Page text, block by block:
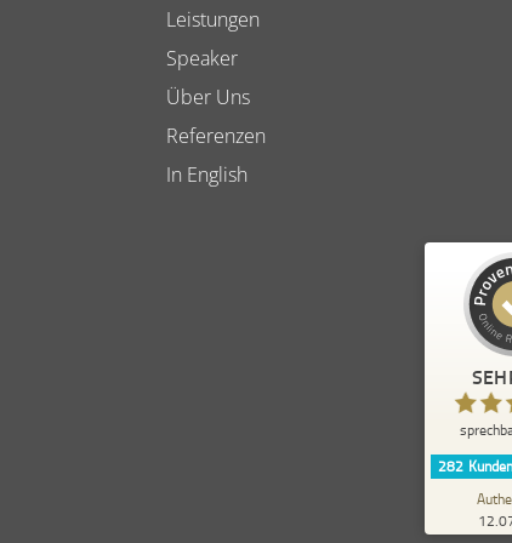
Leistungen
Speaker
Über Uns
Referenzen
In English
282
SEHR GUT
4,84
Bewertungen von